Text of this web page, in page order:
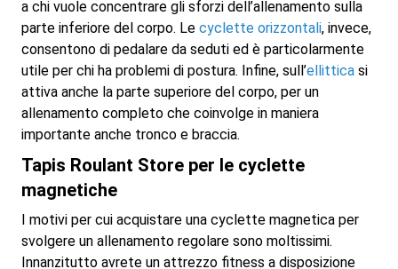
a chi vuole concentrare gli sforzi dell’allenamento sulla
parte inferiore del corpo. Le cyclette orizzontali, invece,
consentono di pedalare da seduti ed è particolarmente
utile per chi ha problemi di postura. Infine, sull’ellittica si
attiva anche la parte superiore del corpo, per un
allenamento completo che coinvolge in maniera
importante anche tronco e braccia.
Tapis Roulant Store per le cyclette
magnetiche
I motivi per cui acquistare una cyclette magnetica per
svolgere un allenamento regolare sono moltissimi.
Innanzitutto avrete un attrezzo fitness a disposizione